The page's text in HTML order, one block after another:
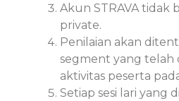
Akun STRAVA tidak
private.
Penilaian akan
segment yang telah
aktivitas peserta
Setiap sesi lari yang